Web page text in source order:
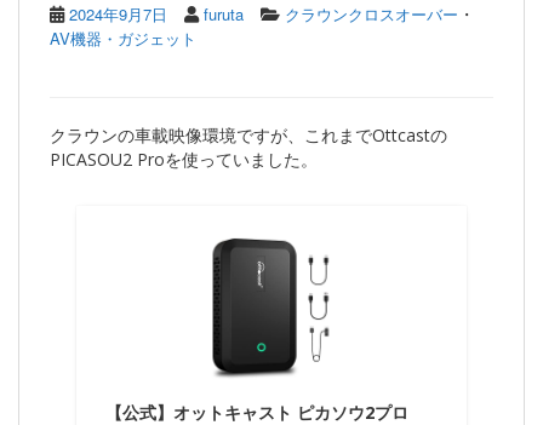
2024年9月7日 furuta クラウンクロスオーバー ・
AV機器・ガジェット
クラウンの車載映像環境ですが、これまでOttcastの
PICASOU2 Proを使っていました。
【公式】オットキャスト ピカソウ2プロ